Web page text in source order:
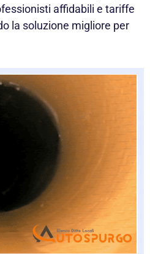
affidabili e tariffe
la soluzione migliore per